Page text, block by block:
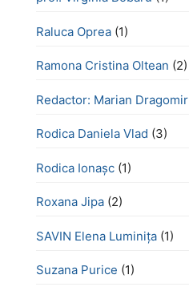
Raluca Oprea (1)
Ramona Cristina Oltean (2)
Redactor: Marian Dragomir
Rodica Daniela Vlad (3)
Rodica Ionașc (1)
Roxana Jipa (2)
SAVIN Elena Luminița (1)
Suzana Purice (1)